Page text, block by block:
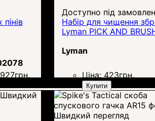
грн.
Доступно під
Набір для чищення
Lyman PICK AND
Lyman
Ціна: 423грн.
Купити
Швидкий
Швидкий перегляд